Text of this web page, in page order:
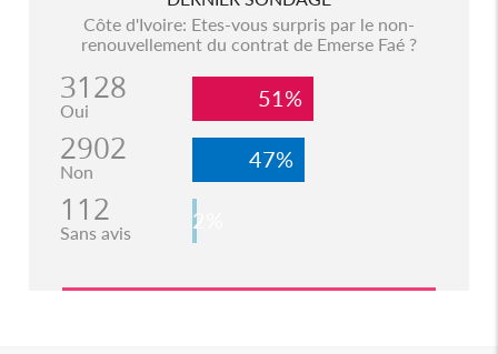
Côte d'Ivoire: Etes-vous surpris par le non-
renouvellement du contrat de Emerse Faé ?
3128
Oui 51%
2902
Non 47%
112
Sans avis 2%